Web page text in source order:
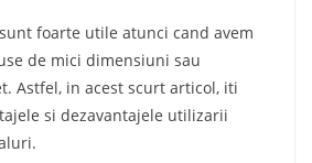
foarte utile atunci cand avem
de mici dimensiuni sau
Astfel, in acest scurt articol, iti
si dezavantajele utilizarii